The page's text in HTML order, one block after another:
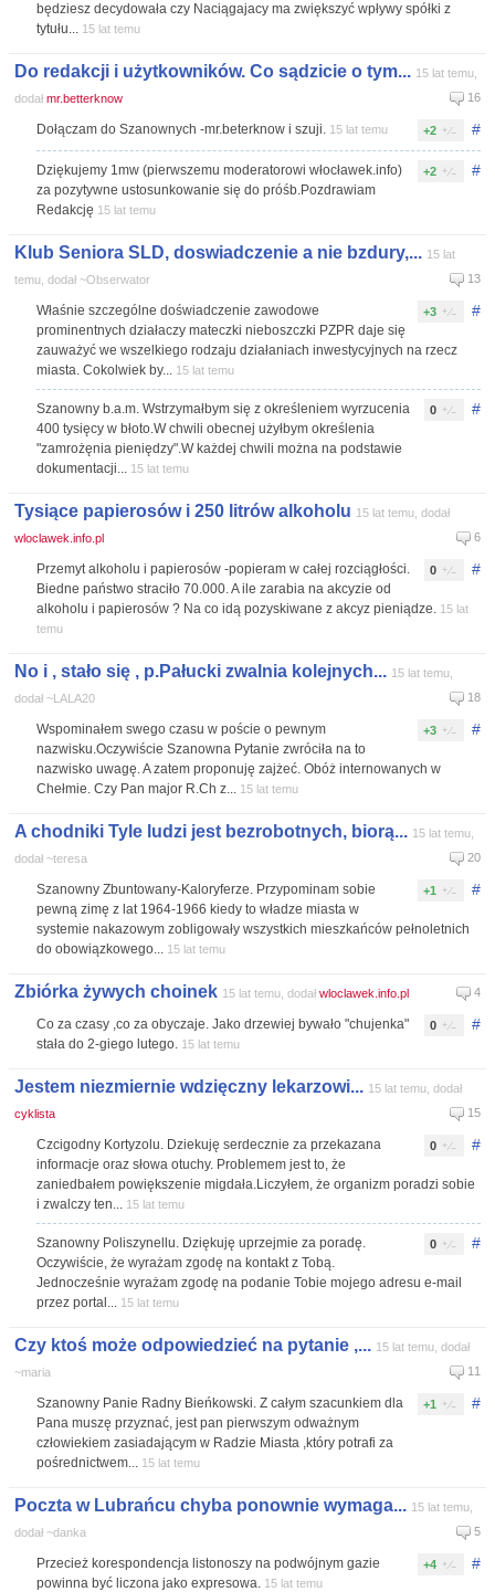
będziesz decydowała czy Naciągajacy ma zwiększyć wpływy spółki z
tytułu... 15 lat temu
Do redakcji i użytkowników. Co sądzicie o tym... 15 lat temu,
dodał mr.betterknow 16
#
+2
Dołączam do Szanownych -mr.beterknow i szuji. 15 lat temu
#
+2
Dziękujemy 1mw (pierwszemu moderatorowi włocławek.info)
za pozytywne ustosunkowanie się do próśb.Pozdrawiam
Redakcję 15 lat temu
Klub Seniora SLD, doswiadczenie a nie bzdury,... 15 lat
temu, dodał ~Obserwator
13
#
+3
Właśnie szczególne doświadczenie zawodowe
prominentnych działaczy mateczki nieboszczki PZPR daje się
zauważyć we wszelkiego rodzaju działaniach inwestycyjnych na rzecz
miasta. Cokolwiek by... 15 lat temu
#
0
Szanowny b.a.m. Wstrzymałbym się z określeniem wyrzucenia
400 tysięcy w błoto.W chwili obecnej użyłbym określenia
"zamrożęnia pieniędzy".W każdej chwili można na podstawie
dokumentacji... 15 lat temu
Tysiące papierosów i 250 litrów alkoholu 15 lat temu, dodał
wloclawek.info.pl
6
#
0
Przemyt alkoholu i papierosów -popieram w całej rozciągłości.
Biedne państwo straciło 70.000. A ile zarabia na akcyzie od
alkoholu i papierosów ? Na co idą pozyskiwane z akcyz pieniądze. 15 lat
temu
No i , stało się , p.Pałucki zwalnia kolejnych... 15 lat temu,
dodał ~LALA20
18
#
+3
Wspominałem swego czasu w poście o pewnym
nazwisku.Oczywiście Szanowna Pytanie zwróciła na to
nazwisko uwagę. A zatem proponuję zajżeć. Obóż internowanych w
Chełmie. Czy Pan major R.Ch z... 15 lat temu
A chodniki Tyle ludzi jest bezrobotnych, biorą... 15 lat temu,
dodał ~teresa
20
#
+1
Szanowny Zbuntowany-Kaloryferze. Przypominam sobie
pewną zimę z lat 1964-1966 kiedy to władze miasta w
systemie nakazowym zobligowały wszystkich mieszkańców pełnoletnich
do obowiązkowego... 15 lat temu
Zbiórka żywych choinek 15 lat temu, dodał wloclawek.info.pl 4
#
0
Co za czasy ,co za obyczaje. Jako drzewiej bywało "chujenka"
stała do 2-giego lutego. 15 lat temu
Jestem niezmiernie wdzięczny lekarzowi... 15 lat temu, dodał
cyklista
15
#
0
Czcigodny Kortyzolu. Dziekuję serdecznie za przekazana
informacje oraz słowa otuchy. Problemem jest to, że
zaniedbałem powiększenie migdała.Liczyłem, że organizm poradzi sobie
i zwalczy ten... 15 lat temu
#
0
Szanowny Poliszynellu. Dziękuję uprzejmie za poradę.
Oczywiście, że wyrażam zgodę na kontakt z Tobą.
Jednocześnie wyrażam zgodę na podanie Tobie mojego adresu e-mail
przez portal... 15 lat temu
Czy ktoś może odpowiedzieć na pytanie ,... 15 lat temu, dodał
~maria
11
#
+1
Szanowny Panie Radny Bieńkowski. Z całym szacunkiem dla
Pana muszę przyznać, jest pan pierwszym odważnym
człowiekiem zasiadającym w Radzie Miasta ,który potrafi za
pośrednictwem... 15 lat temu
Poczta w Lubrańcu chyba ponownie wymaga... 15 lat temu,
dodał ~danka
5
#
+4
Przecież korespondencja listonoszy na podwójnym gazie
powinna być liczona jako expresowa. 15 lat temu